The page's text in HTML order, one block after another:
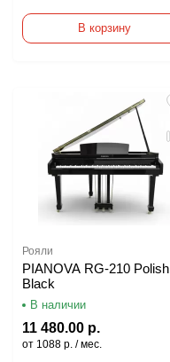
В корзину
Рояли
PIANOVA RG-210 Polish
Black
В наличии
11 480.00 р.
от 1088 р. / мес.